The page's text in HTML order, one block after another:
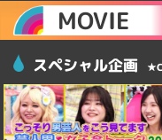
MOVIE
スペシャル企画